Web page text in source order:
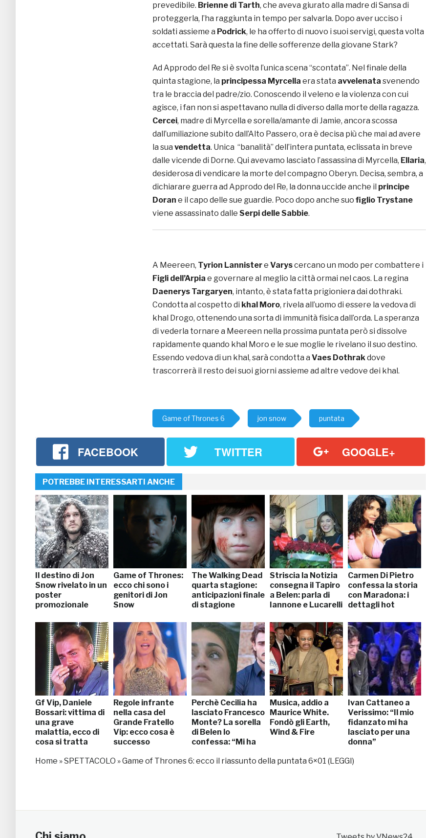
prevedibile. Brienne di Tarth, che aveva giurato alla madre di Sansa di
proteggerla, l’ha raggiunta in tempo per salvarla. Dopo aver ucciso i
soldati assieme a Podrick, le ha offerto di nuovo i suoi servigi, questa volta
accettati. Sarà questa la fine delle sofferenze della giovane Stark?
Ad Approdo del Re si è svolta l’unica scena “scontata”. Nel finale della
quinta stagione, la principessa Myrcella era stata avvelenata svenendo
tra le braccia del padre/zio. Conoscendo il veleno e la violenza con cui
agisce, i fan non si aspettavano nulla di diverso dalla morte della ragazza.
Cercei, madre di Myrcella e sorella/amante di Jamie, ancora scossa
dall’umiliazione subito dall’Alto Passero, ora è decisa più che mai ad avere
la sua vendetta. Unica “banalità” dell’intera puntata, eclissata in breve
dalle vicende di Dorne. Qui avevamo lasciato l’assassina di Myrcella, Ellaria,
desiderosa di vendicare la morte del compagno Oberyn. Decisa, sembra, a
dichiarare guerra ad Approdo del Re, la donna uccide anche il principe
Doran e il capo delle sue guardie. Poco dopo anche suo figlio Trystane
viene assassinato dalle Serpi delle Sabbie.
A Meereen, Tyrion Lannistere Varyscercano un modo per combattere i
Figli dell’Arpia e governare al meglio la città ormai nel caos. La regina
Daenerys Targaryen, intanto, è stata fatta prigioniera dai dothraki.
Condotta al cospetto di khal Moro, rivela all’uomo di essere la vedova di
khal Drogo, ottenendo una sorta di immunità fisica dall’orda. La speranza
di vederla tornare a Meereen nella prossima puntata però si dissolve
rapidamente quando khal Moro e le sue moglie le rivelano il suo destino.
Essendo vedova di un khal, sarà condotta a Vaes Dothrakdove
trascorrerà il resto dei suoi giorni assieme ad altre vedove dei khal.
Game of Thrones 6 jon snow puntata
FACEBOOK TWITTER GOOGLE+
POTREBBE INTERESSARTI ANCHE
Il destino di Jon
Snow rivelato in un
poster
promozionale
Game of Thrones:
ecco chi sono i
genitori di Jon
Snow
The Walking Dead
quarta stagione:
anticipazioni finale
di stagione
Striscia la Notizia
consegna il Tapiro
a Belen: parla di
Iannone e Lucarelli
Carmen Di Pietro
confessa la storia
con Maradona: i
dettagli hot
Gf Vip, Daniele
Bossari: vittima di
una grave
malattia, ecco di
cosa si tratta
Regole infrante
nella casa del
Grande Fratello
Vip: ecco cosa è
successo
Perchè Cecilia ha
lasciato Francesco
Monte? La sorella
di Belen lo
confessa: “Mi ha
[VIDEO]
Musica, addio a
Maurice White.
Fondò gli Earth,
Wind & Fire
Ivan Cattaneo a
Verissimo: “Il mio
fidanzato mi ha
lasciato per una
donna”
Home »SPETTACOLO »Game of Thrones 6: ecco il riassunto della puntata 6×01 (LEGGI)